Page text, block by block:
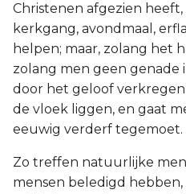
Christenen afgezien
kerkgang, avondmaal,
helpen; maar, zolang het
zolang men geen genade
door het geloof
de vloek liggen, en gaat
eeuwig verderf tegemoet.
Zo treffen natuurlijke
mensen beledigd